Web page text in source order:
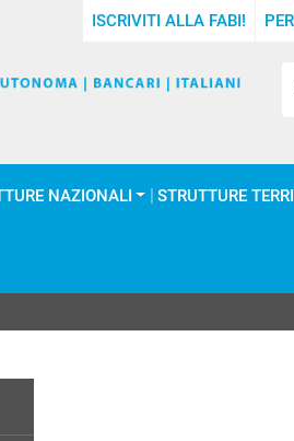
ISCRIVITI ALLA FABI!
NAZIONALI STRUTTURE